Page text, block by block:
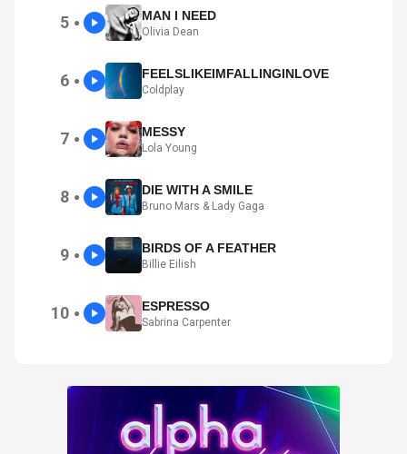
5 ● MAN I NEED
Olivia Dean
6 ● FEELSLIKEIMFALLINGINLOVE
Coldplay
7 ● MESSY
Lola Young
8 ● DIE WITH A SMILE
Bruno Mars & Lady Gaga
9 ● BIRDS OF A FEATHER
Billie Eilish
10 ● ESPRESSO
Sabrina Carpenter